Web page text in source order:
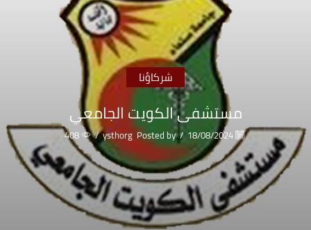
شركاؤنا
مستشفى الكويت الجامعي
18/08/2024
/
Posted by
ysthorg
/
408